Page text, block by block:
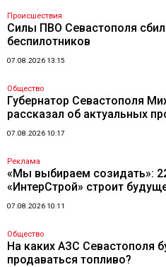
Происшествия
Силы ПВО Севастополя
беспилотников
07.08.2026 13:15
Общество
Губернатор Севастополя
рассказал об актуальных
07.08.2026 10:17
Реклама
«Мы выбираем созидать»:
«ИнтерСтрой» строит
07.08.2026 10:11
Общество
На каких АЗС Севастополя
продаваться топливо?